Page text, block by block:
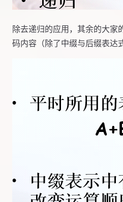
除去递归的应用，其余的大家
码内容（除了中缀与后缀表达